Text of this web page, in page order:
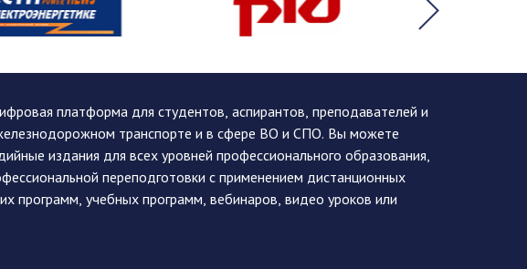
платформа для студентов, аспирантов, преподавателей и
транспорте и в сфере ВО и СПО. Вы можете
издания для всех уровней профессионального образования,
переподготовки с применением дистанционных
программ, учебных программ, вебинаров, видео уроков или